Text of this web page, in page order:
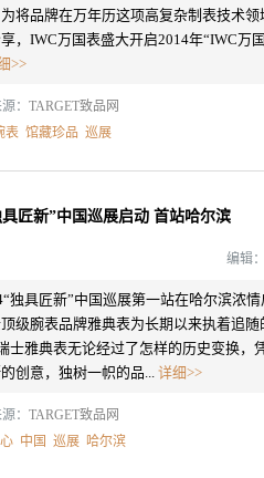
将品牌在万年历这项高复杂制表技术
，IWC万国表盛大开启2014年“IWC万
>>
： TARGET致品网
表 馆藏珍品 巡展
匠新”中国巡展启动 首站哈尔滨
编辑：
独具匠新”中国巡展第一站在哈尔滨浓
级腕表品牌雅典表为长期以来执着追
士雅典表无论经过了怎样的历史变换，
创意，独树一帜的品... 详细>>
： TARGET致品网
中国 巡展 哈尔滨